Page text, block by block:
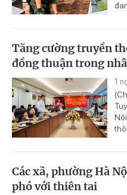
Tăng cường truyền
đồng thuận trong
1
Các xã, phường Hà
phó với thiên tai